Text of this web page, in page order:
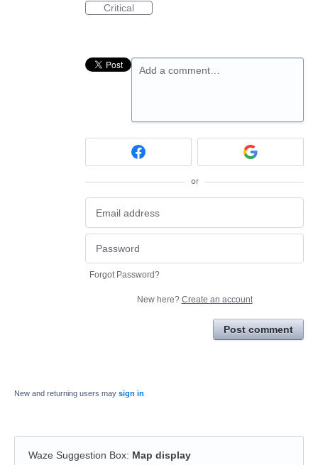
Critical
Add a comment…
or
Forgot Password?
New here? Create an account
Post comment
New and returning users may sign in
Waze Suggestion Box: Map display